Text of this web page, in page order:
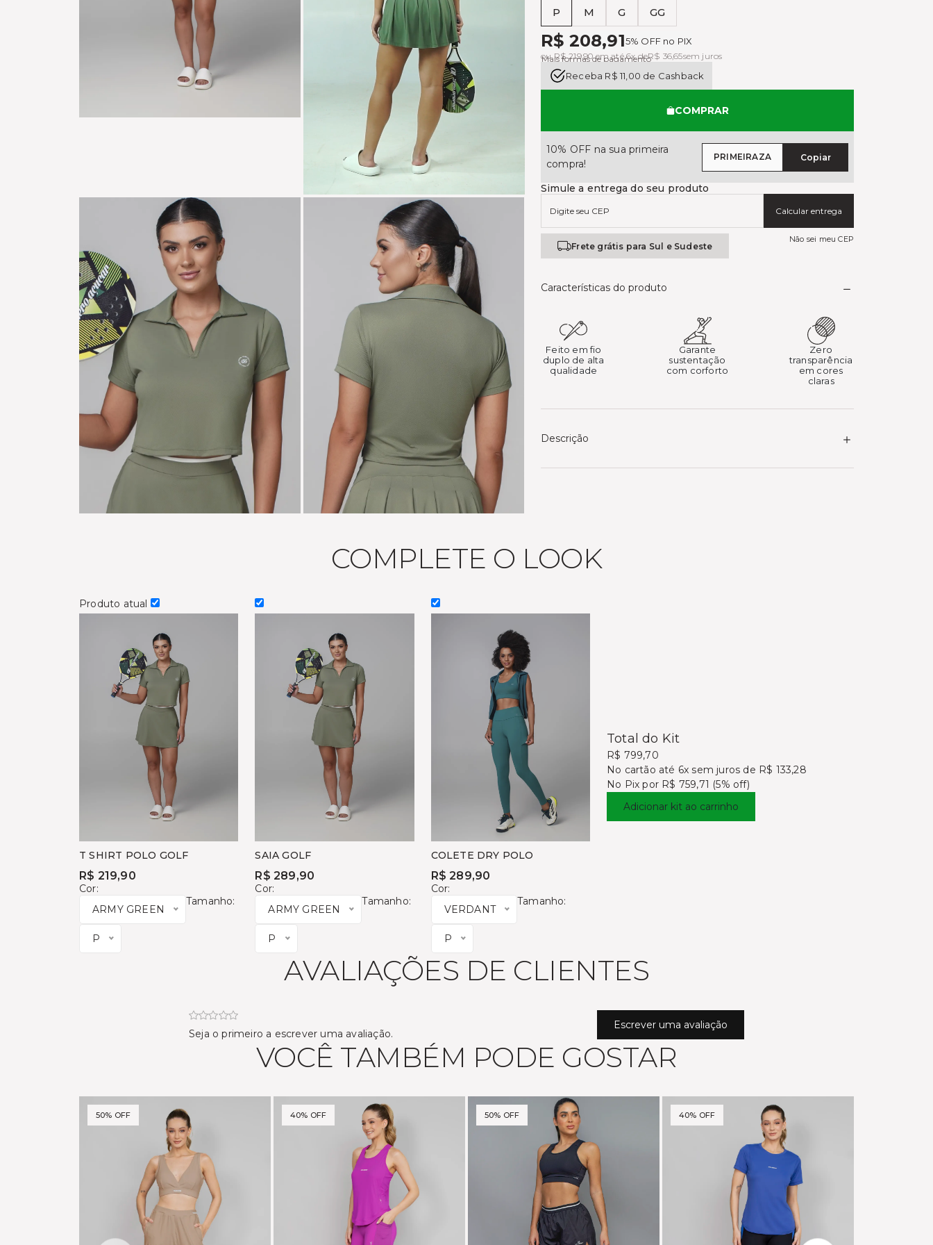
P M G GG
ou R$ 219,90 em até 6x deR$ 36,65sem juros
R$ 208,915% OFF no PIX
Mais formas de pagamento
Receba R$ 11,00 de Cashback
COMPRAR
10% OFF na sua primeira
compra!
PRIMEIRAZA Copiar
Simule a entrega do seu produto
Calcular entrega
Frete grátis para Sul e Sudeste
Não sei meu CEP
Características do produto
Feito em fio
duplo de alta
qualidade
Garante
sustentação
com corforto
Zero
transparência
em cores
claras
Descrição
COMPLETE O LOOK
Produto atual
T SHIRT POLO GOLF
R$ 219,90
Cor:
ARMY GREEN
Tamanho:
P
SAIA GOLF
R$ 289,90
Cor:
ARMY GREEN
Tamanho:
P
COLETE DRY POLO
R$ 289,90
Cor:
VERDANT
Tamanho:
P
Total do Kit
R$ 799,70
No cartão até 6x sem juros de R$ 133,28
No Pix por R$ 759,71 (5% off)
Adicionar kit ao carrinho
AVALIAÇÕES DE CLIENTES
Seja o primeiro a escrever uma avaliação.
Escrever uma avaliação
VOCÊ TAMBÉM PODE GOSTAR
50% OFF 40% OFF 50% OFF 40% OFF